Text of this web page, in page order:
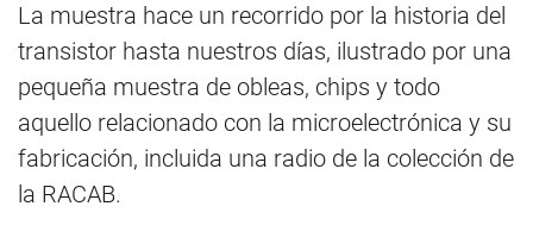
La muestra hace un recorrido por la historia del
transistor hasta nuestros días, ilustrado por una
pequeña muestra de obleas, chips y todo
aquello relacionado con la microelectrónica y su
fabricación, incluida una radio de la colección de
la RACAB.